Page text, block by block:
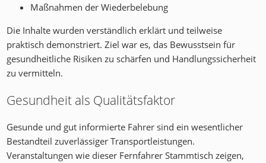
Maßnahmen der Wiederbelebung
Die Inhalte wurden verständlich erklärt und teilweise
praktisch demonstriert. Ziel war es, das Bewusstsein für
gesundheitliche Risiken zu schärfen und Handlungssicherheit
zu vermitteln.
Gesundheit als Qualitätsfaktor
Gesunde und gut informierte Fahrer sind ein wesentlicher
Bestandteil zuverlässiger Transportleistungen.
Veranstaltungen wie dieser Fernfahrer Stammtisch zeigen,